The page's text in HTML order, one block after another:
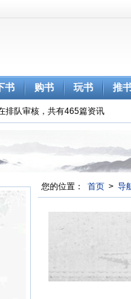
书 购书 玩书 推
排队审核，共有465篇资讯
您的位置： 首页 > 导